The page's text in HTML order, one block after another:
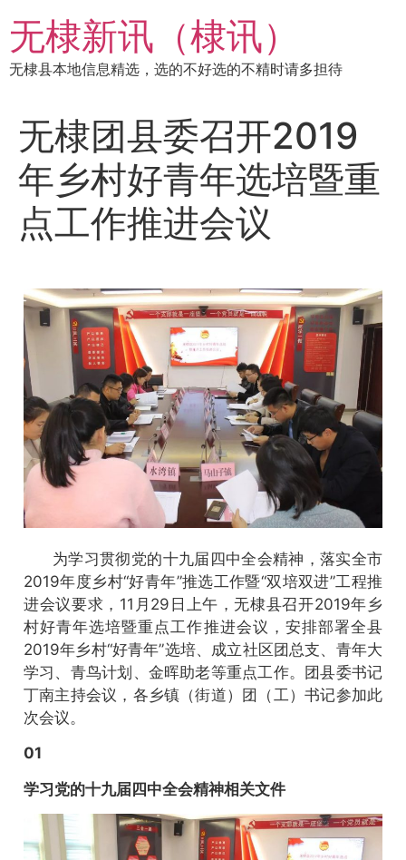
到
内
容
无棣新讯（棣讯）
无棣县本地信息精选，选的不好选的不精时请多担待
无棣团县委召开2019
年乡村好青年选培暨重
点工作推进会议
为学习贯彻党的十九届四中全会精神，落实全市
2019年度乡村“好青年”推选工作暨“双培双进”工程推
进会议要求，11月29日上午，无棣县召开2019年乡
村好青年选培暨重点工作推进会议，安排部署全县
2019年乡村“好青年”选培、成立社区团总支、青年大
学习、青鸟计划、金晖助老等重点工作。团县委书记
丁南主持会议，各乡镇（街道）团（工）书记参加此
次会议。
01
学习党的十九届四中全会精神相关文件